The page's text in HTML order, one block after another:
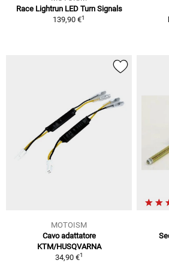
Race Lightrun LED Turn Signals
139,90 €1
MOTOISM
Cavo adattatore
KTM/HUSQVARNA
34,90 €1